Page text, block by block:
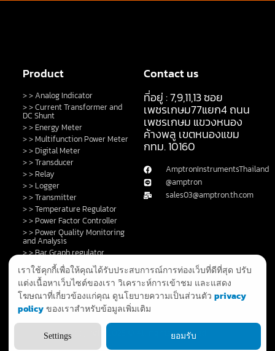
Product
> > Analog Indicator
> > Current Transformer and
DC Shunt
> > Energy Meter
> > Multifunction Power Meter
> > Digital Meter
> > Transducer
> > Relay
> > Logger
> > Transmitter
> > Temperature Regulator
> > Power Factor Controller
> > Power Quality Monitoring
and Analysis
> > Bar Graph regulator
> > Control Switch and Lamp
> > DC Shunt
> > Fault Annunciator
> > GPS Clock and System
> > Privacy Policy
Contact us
ที่อยู่ : 7,9,11,13 ซอย
เพชรเกษม77แยก4 ถนน
เพชรเกษม แขวงหนอง
ค้างพลู เขตหนองแขม
กทม. 10160
AmptronInstrumentsThailand
@amptron
sales03@amptron.th.com
Copyright 2025 © All rights Reserved.
เราใช้คุกกี้เพื่อให้คุณได้รับประสบการณ์การท่องเว็บที่ดีที่สุด ปรับ
แต่งเนื้อหาเว็บไซต์ของเรา วิเคราะห์การเข้าชม และแสดง
โฆษณาที่เกี่ยวข้องแก่คุณ ดูนโยบายความเป็นส่วนตัว privacy
policy ของเราสำหรับข้อมูลเพิ่มเติม
ยอมรับ
Settings